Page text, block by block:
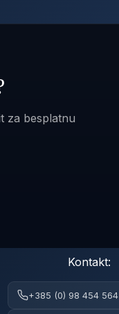
za besplatnu
Kontakt:
+385 (0) 98 454 564